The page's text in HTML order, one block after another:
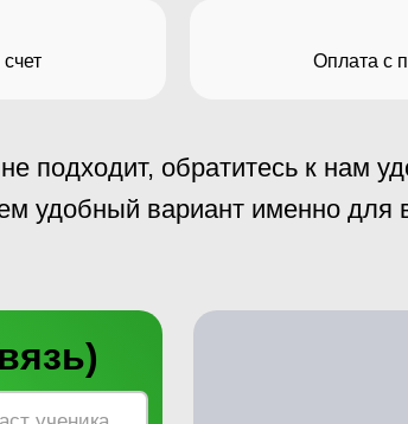
Оплата с
подходит, обратитесь к нам
удобный вариант именно для